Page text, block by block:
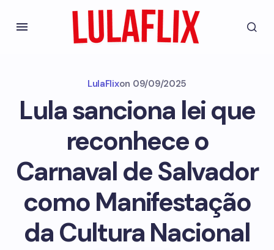
LulaFlixon 09/09/2025
Lula sanciona lei que
reconhece o
Carnaval de Salvador
como Manifestação
da Cultura Nacional